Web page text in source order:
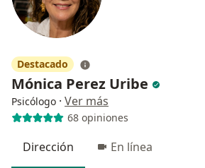
Destacado
Mónica Perez Uribe
Psicólogo · Ver más
68 opiniones
Dirección En línea